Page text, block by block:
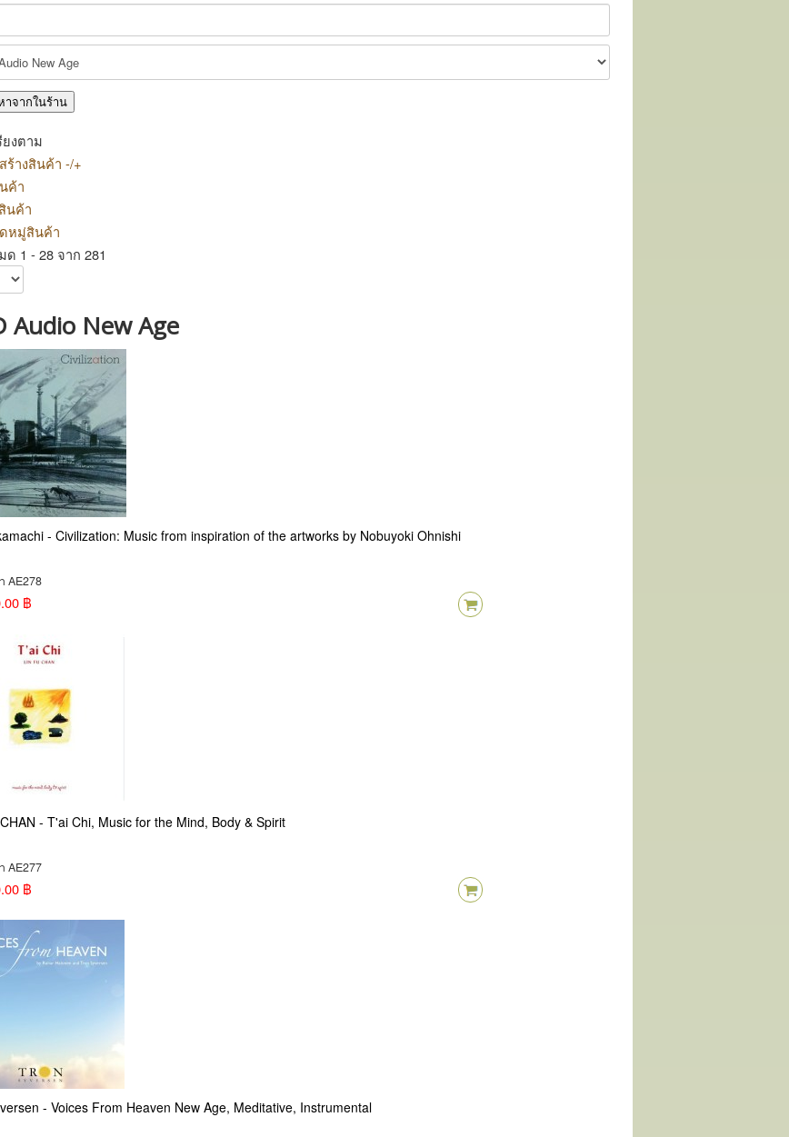
ยงตาม
ร้างสินค้า -/+
ค้า
นค้า
หมู่สินค้า
ด 1 - 28 จาก 281
Audio New Age
- Civilization: Music from inspiration of the artworks by Nobuyoki Ohnishi
AE278
฿
- T'ai Chi, Music for the Mind, Body & Spirit
AE277
฿
- Voices From Heaven New Age, Meditative, Instrumental